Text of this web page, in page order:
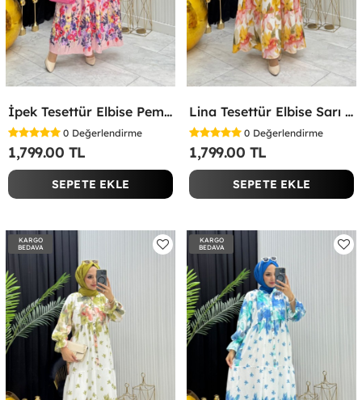
İpek Tesettür Elbise Pembe Pembe
0 Değerlendirme
1,799.00 TL
SEPETE EKLE
Lina Tesettür Elbise Sarı Sarı
0 Değerlendirme
1,799.00 TL
SEPETE EKLE
KARGO
BEDAVA
KARGO
BEDAVA